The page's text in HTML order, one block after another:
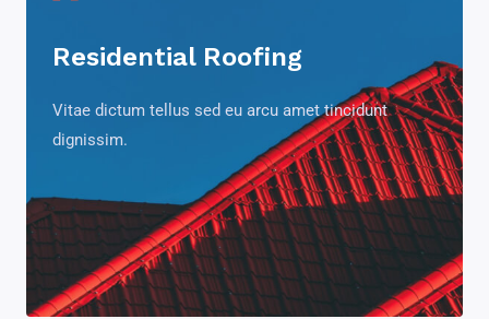
Residential Roofing
Vitae dictum tellus sed eu arcu amet tincidunt
dignissim.